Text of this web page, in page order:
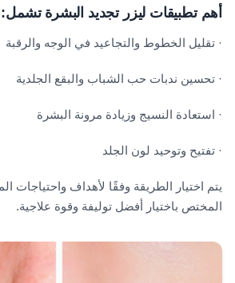
أهم تطبيقات ليزر تجديد البشرة تشمل:
· تقليل الخطوط والتجاعيد في الوجه والرقبة
· تحسين ندبات حب الشباب والبقع الجلدية
· استعادة النسيج وزيادة مرونة البشرة
· تفتيح وتوحيد لون الجلد
يتم اختيار الطريقة وفقًا لأهداف واحتياجات
المختص باختيار أفضل توليفة وقوة علاجية.